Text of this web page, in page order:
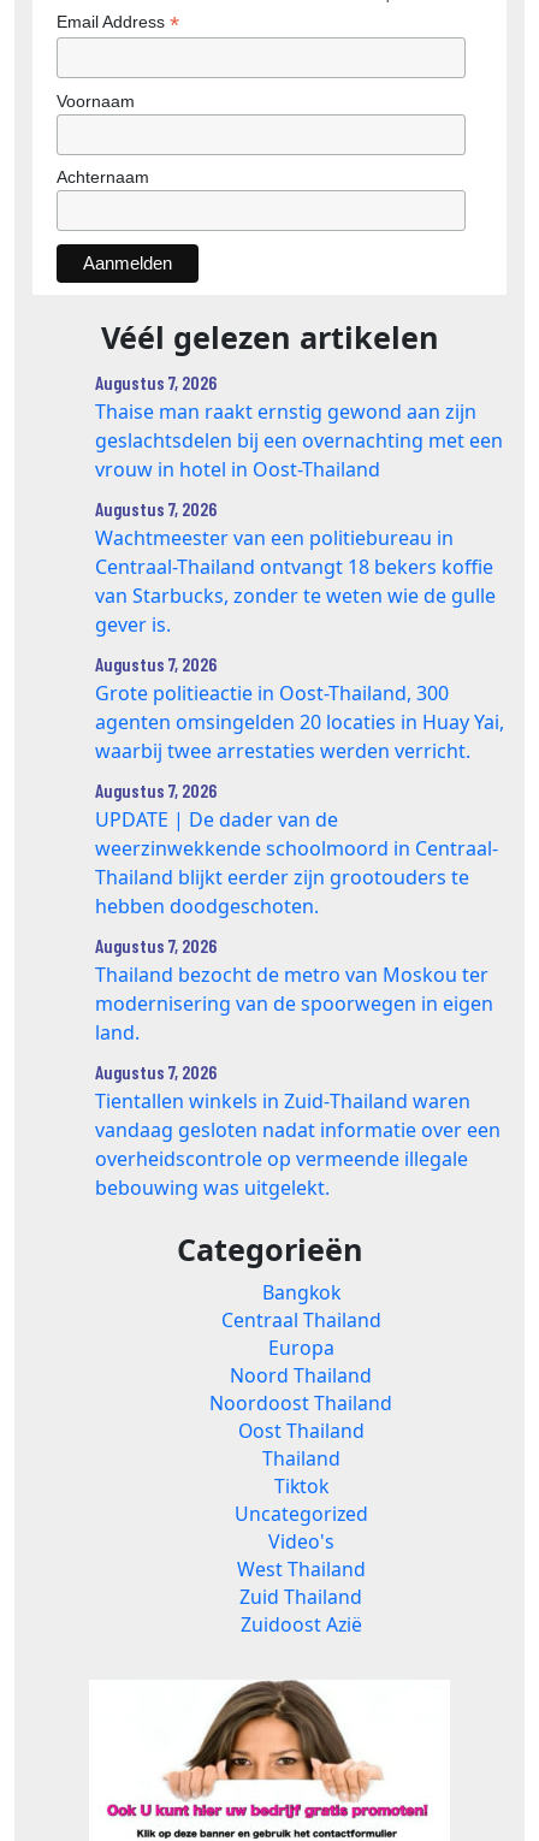
Email Address *
Voornaam
Achternaam
Véél gelezen artikelen
Augustus 7, 2026
Thaise man raakt ernstig gewond aan zijn
geslachtsdelen bij een overnachting met een
vrouw in hotel in Oost-Thailand
Augustus 7, 2026
Wachtmeester van een politiebureau in
Centraal-Thailand ontvangt 18 bekers koffie
van Starbucks, zonder te weten wie de gulle
gever is.
Augustus 7, 2026
Grote politieactie in Oost-Thailand, 300
agenten omsingelden 20 locaties in Huay Yai,
waarbij twee arrestaties werden verricht.
Augustus 7, 2026
UPDATE | De dader van de
weerzinwekkende schoolmoord in Centraal-
Thailand blijkt eerder zijn grootouders te
hebben doodgeschoten.
Augustus 7, 2026
Thailand bezocht de metro van Moskou ter
modernisering van de spoorwegen in eigen
land.
Augustus 7, 2026
Tientallen winkels in Zuid‑Thailand waren
vandaag gesloten nadat informatie over een
overheidscontrole op vermeende illegale
bebouwing was uitgelekt.
Categorieën
Bangkok
Centraal Thailand
Europa
Noord Thailand
Noordoost Thailand
Oost Thailand
Thailand
Tiktok
Uncategorized
Video's
West Thailand
Zuid Thailand
Zuidoost Azië